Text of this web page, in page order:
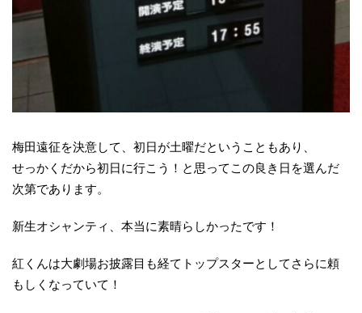
梅田遠征を決意して、初日が土曜だということもあり、
せっかくだから初日に行こう！と思ってこの良き日を選んだ
次第であります。
新生オシャンティ、本当に素晴らしかったです！
紅くんは大劇場お披露目も経てトップスターとしてさらに頼
もしくなっていて！